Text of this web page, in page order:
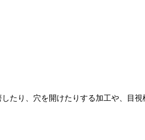
たり、穴を開けたりする加工や、目